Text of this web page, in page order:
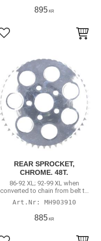
895KR
Lägg till i favoriter
REAR SPROCKET,
CHROME. 48T.
86-92 XL; 92-99 XL when
converted to chain from belt to
rear chain.
MH903910
885KR